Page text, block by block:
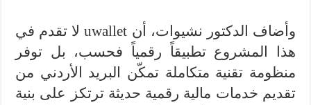
وأضاف الدكتور نشيوات، أن uwallet لا تقدم في
هذا المشروع تطبيقاً رقمياً فحسب، بل توفر
منظومة تقنية متكاملة تمكّن البريد الأردني من
تقديم خدمات مالية رقمية حديثة ترتكز على بنية